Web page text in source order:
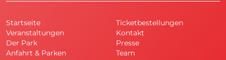
Startseite
Veranstaltungen
Der Park
Anfahrt & Parken
Ticketbestellungen
Kontakt
Presse
Team